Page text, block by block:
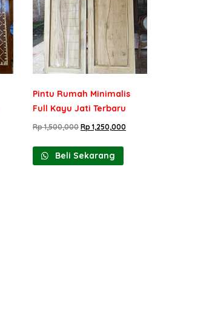
Pintu Rumah Minimalis
Full Kayu Jati Terbaru
Rp1,500,000 Rp 1,250,000
Beli Sekarang